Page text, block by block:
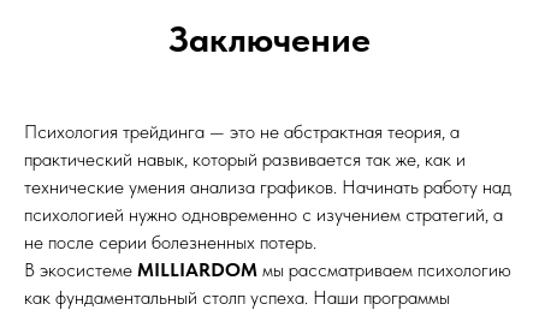
Заключение
Психология трейдинга — это не абстрактная теория, а
практический навык, который развивается так же, как и
технические умения анализа графиков. Начинать работу над
психологией нужно одновременно с изучением стратегий, а
не после серии болезненных потерь.
В экосистеме MILLIARDOM мы рассматриваем психологию
как фундаментальный столп успеха. Наши программы